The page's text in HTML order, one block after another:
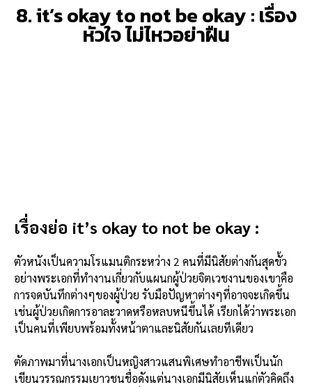
8. it’s okay to not be okay : เรื่อง
หัวใจ ไม่ไหวอย่าฝืน
เรื่องย่อ it’s okay to not be okay :
ตัวหนังเป็นความโรแมนติกระหว่าง 2 คนที่มีนิสัยต่างกันสุดขั้ว
อย่างพระเอกที่ทำงานเกี่ยวกับแผนกผู้ป่วยจิตเวชงานของเขาคือ
การจดบันทึกต่างๆของผู้ป่วย รับมือปัญหาต่างๆที่อาจจะเกิดขึ้น
เช่นผู้ป่วยเกิดการอาละวาดหรือหลบหนีขึ้นได้ เรียกได้ว่าพระเอก
เป็นคนที่เพียบพร้อมทั้งหน้าตาและนิสัยกันเลยทีเดียว
ตัดภาพมาที่นางเอกเป็นหญิงสาวแสนพิเศษทำอาชีพเป็นนัก
เขียนวรรณกรรมเยาวชนชื่อดังแต่นางเอกมีนิสัยเห็นแก่ตัวคิดถึง